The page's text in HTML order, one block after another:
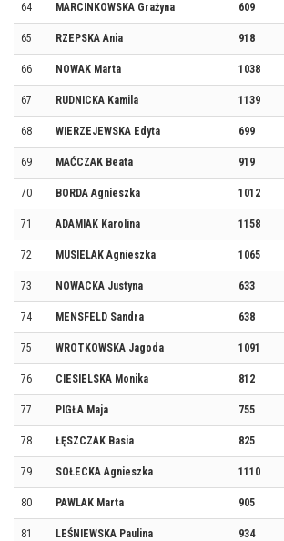
64 MARCINKOWSKA Grażyna 609
65 RZEPSKA Ania 918
66 NOWAK Marta 1038
67 RUDNICKA Kamila 1139
68 WIERZEJEWSKA Edyta 699
69 MAĆCZAK Beata 919
70 BORDA Agnieszka 1012
71 ADAMIAK Karolina 1158
72 MUSIELAK Agnieszka 1065
73 NOWACKA Justyna 633
74 MENSFELD Sandra 638
75 WROTKOWSKA Jagoda 1091
76 CIESIELSKA Monika 812
77 PIGŁA Maja 755
78 ŁĘSZCZAK Basia 825
79 SOŁECKA Agnieszka 1110
80 PAWLAK Marta 905
81 LEŚNIEWSKA Paulina 934